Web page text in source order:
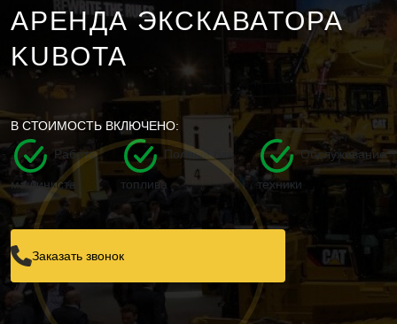
АРЕНДА ЭКСКАВАТОРА
KUBOTA
В СТОИМОСТЬ ВКЛЮЧЕНО:
Работа
машиниста
Полный бак
топлива
Обслуживание
техники
Заказать звонок